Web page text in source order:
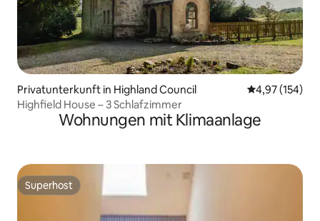
Privatunterkunft in Highland Council
4,97 (154)
Highfield House – 3 Schlafzimmer
Wohnungen mit Klimaanlage
Superhost
Superhost